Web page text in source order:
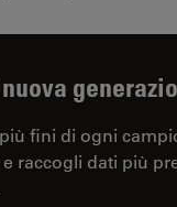
fini di ogni
raccogli dati più